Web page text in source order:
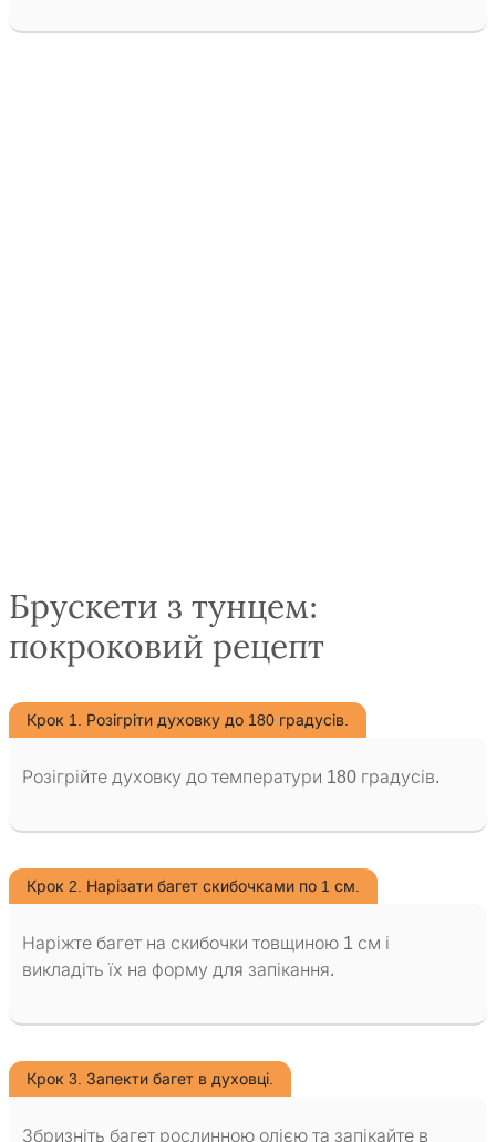
Брускети з тунцем:
покроковий рецепт
Крок 1. Розігріти духовку до 180 градусів.
Розігрійте духовку до температури 180 градусів.
Крок 2. Нарізати багет скибочками по 1 см.
Наріжте багет на скибочки товщиною 1 см і
викладіть їх на форму для запікання.
Крок 3. Запекти багет в духовці.
Збризніть багет рослинною олією та запікайте в